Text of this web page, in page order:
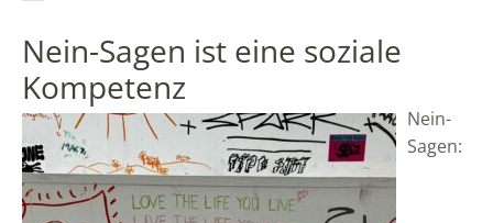
Nein-Sagen ist eine soziale
Kompetenz
Nein-
Sagen: